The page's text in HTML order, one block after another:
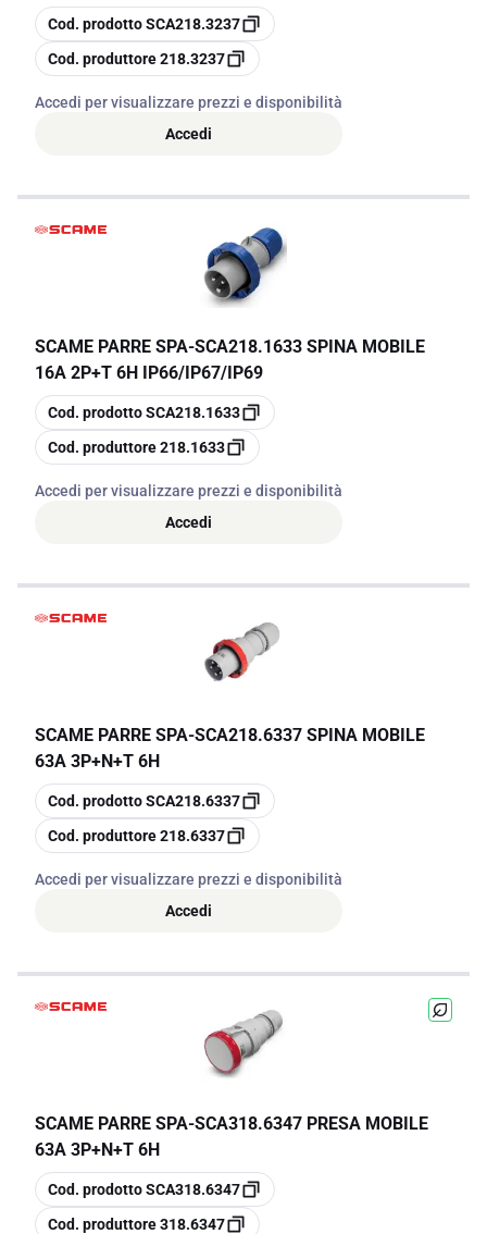
copia
Cod. prodottoSCA218.3237
copia
Cod. produttore218.3237
Accedi per visualizzare prezzi e disponibilità
Accedi
SCAME PARRE SPA-SCA218.1633 SPINA MOBILE
16A 2P+T 6H IP66/IP67/IP69
copia
Cod. prodottoSCA218.1633
copia
Cod. produttore218.1633
Accedi per visualizzare prezzi e disponibilità
Accedi
SCAME PARRE SPA-SCA218.6337 SPINA MOBILE
63A 3P+N+T 6H
copia
Cod. prodottoSCA218.6337
copia
Cod. produttore218.6337
Accedi per visualizzare prezzi e disponibilità
Accedi
SCAME PARRE SPA-SCA318.6347 PRESA MOBILE
63A 3P+N+T 6H
copia
Cod. prodottoSCA318.6347
copia
Cod. produttore318.6347